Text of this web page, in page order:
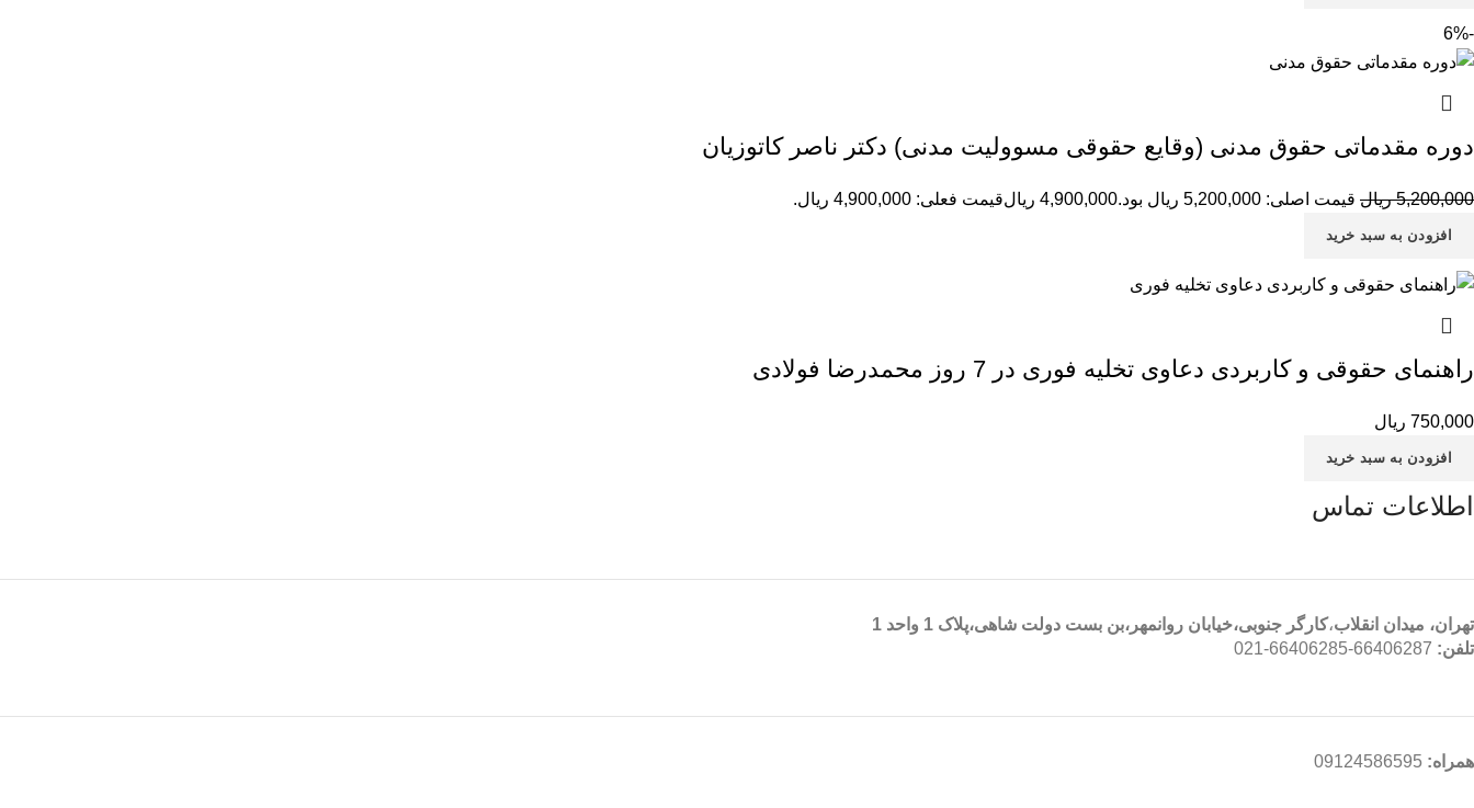
-6%
دوره مقدماتی حقوق مدنی (وقایع حقوقی مسوولیت مدنی) دکتر ناصر کاتوزیان
5,200,000 ریال قیمت اصلی: 5,200,000 ریال بود. 4,900,000 ریالقیمت فعلی: 4,900,000 ریال.
افزودن به سبد خرید
راهنمای حقوقی و کاربردی دعاوی تخلیه فوری در 7 روز محمدرضا فولادی
750,000 ریال
افزودن به سبد خرید
اطلاعات تماس
تهران، ميدان انقلاب،کارگر جنوبی،خیابان روانمهر،بن بست دولت شاهی،پلاک 1 واحد 1
تلفن: 66406287-66406285-021
همراه: